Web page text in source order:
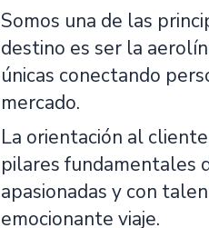
Somos una de las
destino es ser la
únicas conectando
mercado.
La orientación al
pilares fundamentales
apasionadas y con
emocionante viaje.